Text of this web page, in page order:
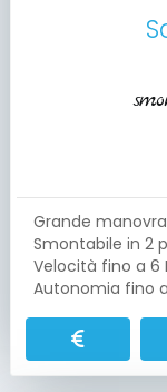
Grande
Smontabile in 2
Velocità fino a 6
Autonomia fino a